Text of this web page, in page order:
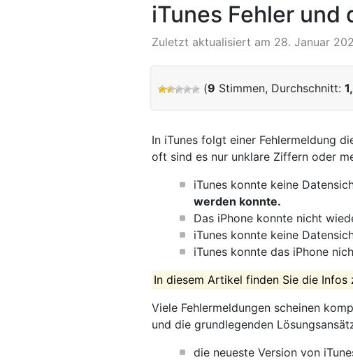
iTunes Fehler und
Zuletzt aktualisiert am 28. Januar
(9 Stimmen, Durchschnitt:
In iTunes folgt einer Fehlermeldung
oft sind es nur unklare Ziffern oder
iTunes konnte keine
werden konnte.
Das iPhone konnte nicht
iTunes konnte keine
iTunes konnte das iPhone
In diesem Artikel finden Sie die Infos
Viele Fehlermeldungen scheinen
und die grundlegenden
die neueste Version von